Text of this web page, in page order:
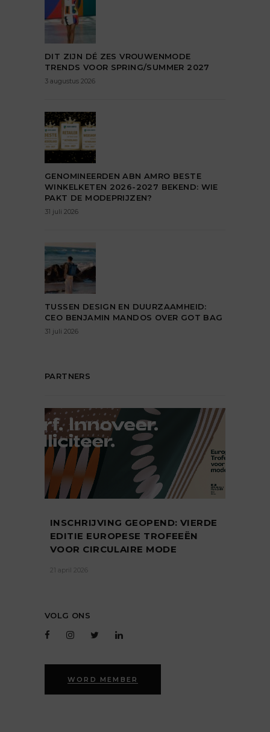
DIT ZIJN DÉ ZES VROUWENMODE
TRENDS VOOR SPRING/SUMMER 2027
3 augustus 2026
GENOMINEERDEN ABN AMRO BESTE
WINKELKETEN 2026-2027 BEKEND: WIE
PAKT DE MODEPRIJZEN?
31 juli 2026
TUSSEN DESIGN EN DUURZAAMHEID:
CEO BENJAMIN MANDOS OVER GOT BAG
31 juli 2026
PARTNERS
INSCHRIJVING GEOPEND: VIERDE
EDITIE EUROPESE TROFEEËN
VOOR CIRCULAIRE MODE
21 april 2026
VOLG ONS
WORD MEMBER